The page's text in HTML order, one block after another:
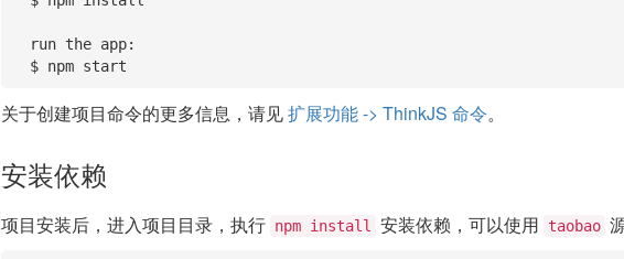
  $ npm start
关于创建项目命令的更多信息，请见扩展功能 -> ThinkJS 命令。
安装依赖
项目安装后，进入项目目录，执行 npm install 安装依赖，可以使用 taobao